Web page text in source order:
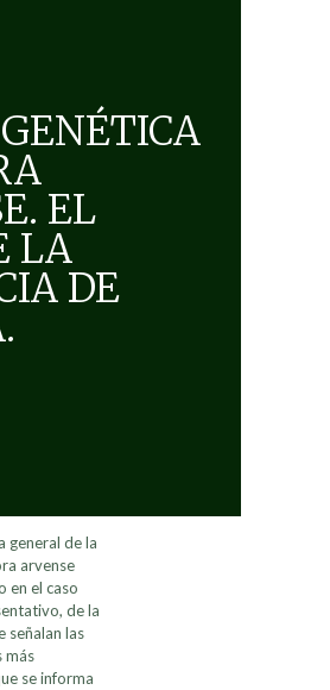
EL
LA
DE
general de la
arvense
en el caso
de la
señalan las
más
se informa